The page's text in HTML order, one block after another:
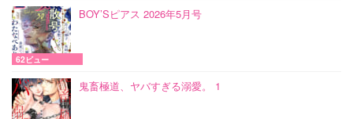
BOY’Sピアス 2026年5月号
62ビュー
鬼畜極道、ヤバすぎる溺愛。 1